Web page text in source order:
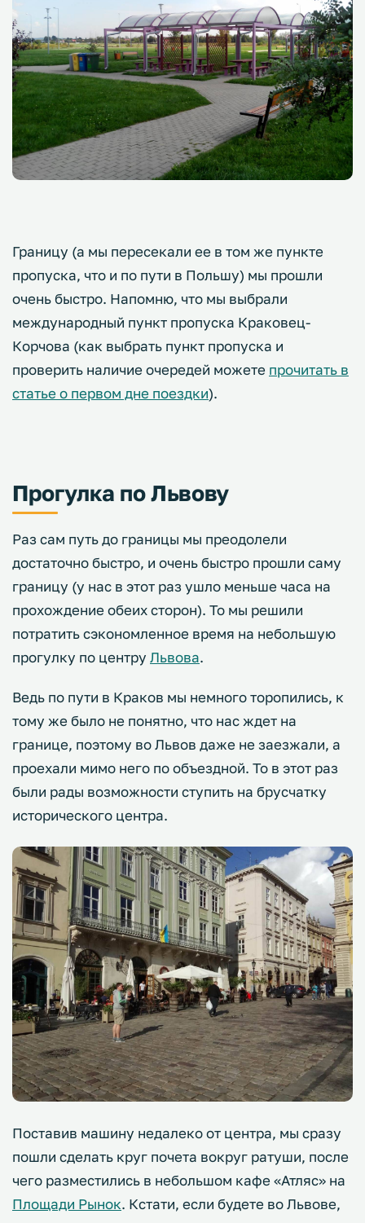
Границу (а мы пересекали ее в том же пункте
пропуска, что и по пути в Польшу) мы прошли
очень быстро. Напомню, что мы выбрали
международный пункт пропуска Краковец-
Корчова (как выбрать пункт пропуска и
проверить наличие очередей можете прочитать в
статье о первом дне поездки).
Прогулка по Львову
Раз сам путь до границы мы преодолели
достаточно быстро, и очень быстро прошли саму
границу (у нас в этот раз ушло меньше часа на
прохождение обеих сторон). То мы решили
потратить сэкономленное время на небольшую
прогулку по центру Львова.
Ведь по пути в Краков мы немного торопились, к
тому же было не понятно, что нас ждет на
границе, поэтому во Львов даже не заезжали, а
проехали мимо него по объездной. То в этот раз
были рады возможности ступить на брусчатку
исторического центра.
Поставив машину недалеко от центра, мы сразу
пошли сделать круг почета вокруг ратуши, после
чего разместились в небольшом кафе «Атляс» на
Площади Рынок. Кстати, если будете во Львове,